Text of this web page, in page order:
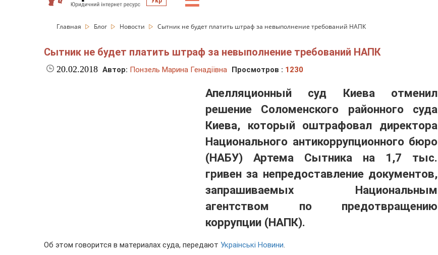
Главная Блог Новости Сытник не будет платить штраф за невыполнение требований НАПК
Сытник не будет платить штраф за невыполнение требований НАПК
20.02.2018 Автор: Понзель Марина Генадіївна Просмотров : 1230
Апелляционный суд Киева отменил
решение Соломенского районного суда
Киева, который оштрафовал директора
Национального антикоррупционного бюро
(НАБУ) Артема Сытника на 1,7 тыс.
гривен за непредоставление документов,
запрашиваемых Национальным
агентством по предотвращению
коррупции (НАПК).
Об этом говорится в материалах суда, передают Украiнськi Новини.